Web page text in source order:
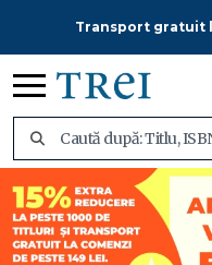
Transport gratuit